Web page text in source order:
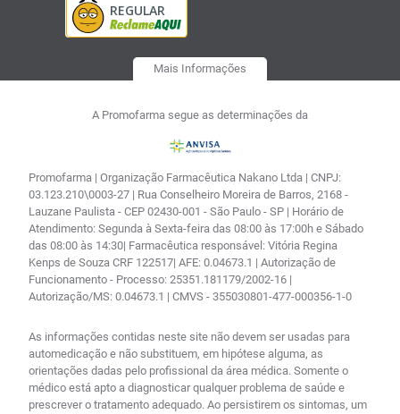
Mais Informações
A Promofarma segue as determinações da
Promofarma | Organização Farmacêutica Nakano Ltda | CNPJ:
03.123.210\0003-27 | Rua Conselheiro Moreira de Barros, 2168 -
Lauzane Paulista - CEP 02430-001 - São Paulo - SP | Horário de
Atendimento: Segunda à Sexta-feira das 08:00 às 17:00h e Sábado
das 08:00 às 14:30| Farmacêutica responsável: Vitória Regina
Kenps de Souza CRF 122517| AFE: 0.04673.1 | Autorização de
Funcionamento - Processo: 25351.181179/2002-16 |
Autorização/MS: 0.04673.1 | CMVS - 355030801-477-000356-1-0
As informações contidas neste site não devem ser usadas para
automedicação e não substituem, em hipótese alguma, as
orientações dadas pelo profissional da área médica. Somente o
médico está apto a diagnosticar qualquer problema de saúde e
prescrever o tratamento adequado. Ao persistirem os sintomas, um